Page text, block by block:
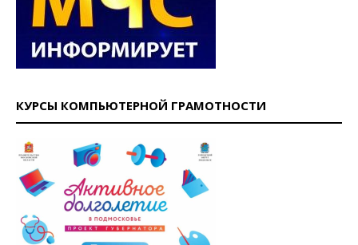
КУРСЫ КОМПЬЮТЕРНОЙ ГРАМОТНОСТИ